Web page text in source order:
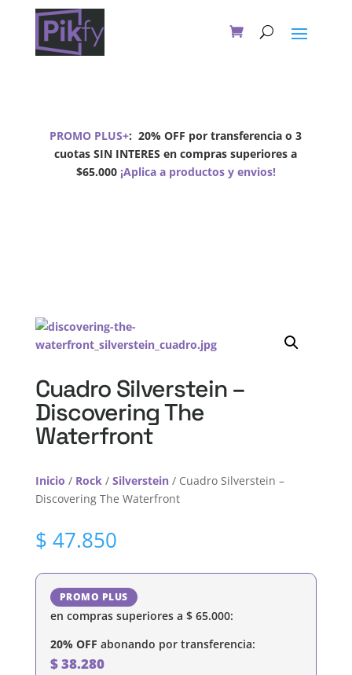
PROMO PLUS+:20% OFF por transferencia o 3
cuotas SIN INTERES en compras superiores a
$65.000¡Aplica a productos y envios!
Cuadro Silverstein –
Discovering The
Waterfront
Inicio / Rock/ Silverstein/ Cuadro Silverstein –
Discovering The Waterfront
$ 47.850
PROMO PLUS
en compras superiores a $65.000:
20% OFF abonando por transferencia:
$38.280